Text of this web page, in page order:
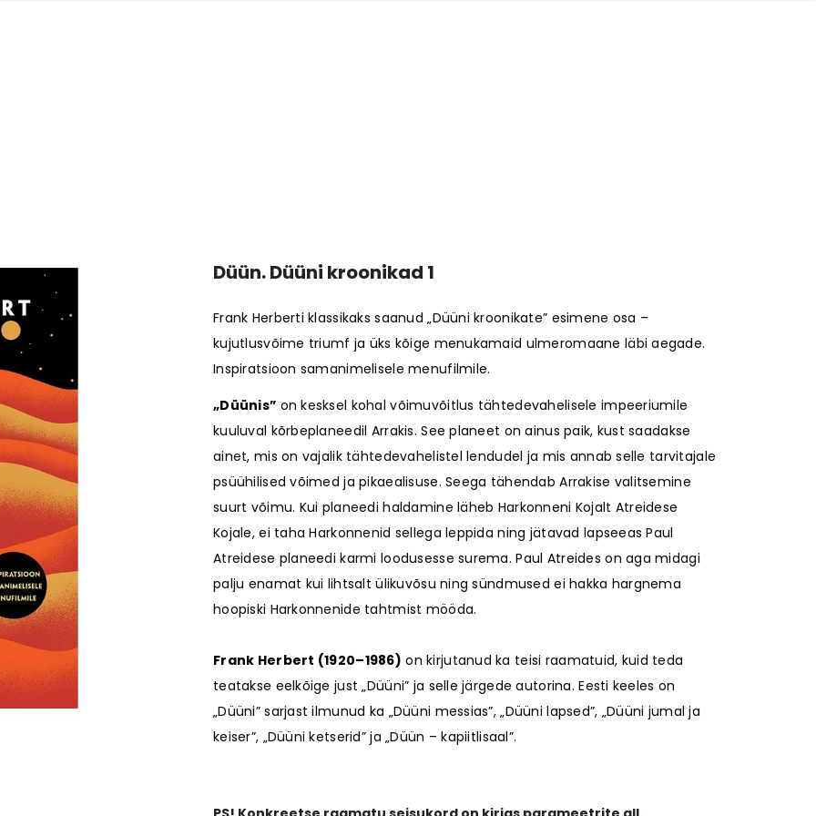
Düün. Düüni kroonikad 1
Frank Herberti klassikaks saanud „Düüni kroonikate” esimene osa –
kujutlusvõime triumf ja üks kõige menukamaid ulmeromaane läbi aegade.
Inspiratsioon samanimelisele menufilmile.
„Düünis” on kesksel kohal võimuvõitlus tähtedevahelisele impeeriumile
kuuluval kõrbeplaneedil Arrakis. See planeet on ainus paik, kust saadakse
ainet, mis on vajalik tähtedevahelistel lendudel ja mis annab selle tarvitajale
psüühilised võimed ja pikaealisuse. Seega tähendab Arrakise valitsemine
suurt võimu. Kui planeedi haldamine läheb Harkonneni Kojalt Atreidese
Kojale, ei taha Harkonnenid sellega leppida ning jätavad lapseeas Paul
Atreidese planeedi karmi loodusesse surema. Paul Atreides on aga midagi
palju enamat kui lihtsalt ülikuvõsu ning sündmused ei hakka hargnema
hoopiski Harkonnenide tahtmist mööda.
Frank Herbert (1920–1986) on kirjutanud ka teisi raamatuid, kuid teda
teatakse eelkõige just „Düüni” ja selle järgede autorina. Eesti keeles on
„Düüni” sarjast ilmunud ka „Düüni messias”, „Düüni lapsed”, „Düüni jumal ja
keiser”, „Düüni ketserid” ja „Düün – kapiitlisaal”.
Kivirand
Tõnu Õnnepalu
Elu Provence'is
Autor: Peter Mayle
7,00 €
Fanny ja Alexander 1991/18-
21
Autor: Ingmar Bergman
5,00 €
Filtriteta